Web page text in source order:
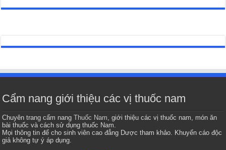
Cẩm nang giới thiệu các vị thuốc nam
Chuyên trang cẩm nangThuốc Nam , giới thiệu các vị thuốc nam, món ăn
bài thuốc và cách sử dụng thuốc Nam.
Mọi thông tin để cho sinh viên cao đẳng Dược tham khảo. Khuyến cáo độc
giả không tự ý áp dụng.